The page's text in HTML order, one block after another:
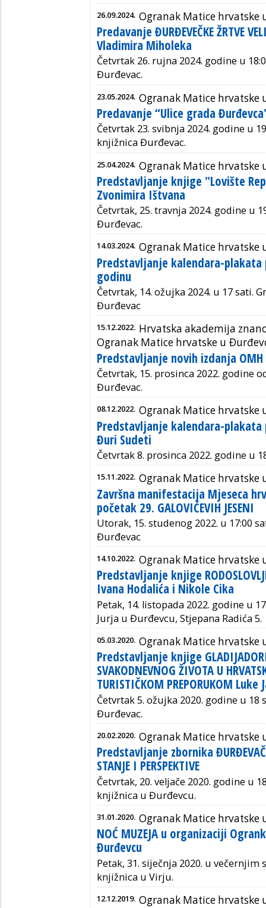
26.09.2024. Ogranak Matice hrvatske
Predavanje ĐURĐEVEČKE ŽRTVE
Vladimira Miholeka
Četvrtak 26. rujna 2024. godine u
Đurđevac.
23.05.2024. Ogranak Matice hrvatske
Predavanje “Ulice grada
Četvrtak 23. svibnja 2024. godine u
knjižnica Đurđevac.
25.04.2024. Ogranak Matice hrvatske
Predstavljanje knjige "Lovište
Zvonimira Ištvana
Četvrtak, 25. travnja 2024. godine u
Đurđevac.
14.03.2024. Ogranak Matice hrvatske
Predstavljanje kalendara-plakata
godinu
Četvrtak, 14. ožujka 2024. u 17 sati.
Đurđevac
15.12.2022. Hrvatska akademija
Ogranak Matice hrvatske u
Predstavljanje novih izdanja
Četvrtak, 15. prosinca 2022. godine
Đurđevac.
08.12.2022. Ogranak Matice hrvatske
Predstavljanje kalendara-plakata
Đuri Sudeti
Četvrtak 8. prosinca 2022. godine u
15.11.2022. Ogranak Matice hrvatske
Završna manifestacija Mjeseca
početak 29. GALOVIĆEVIH JESENI
Utorak, 15. studenog 2022. u 17:00
Đurđevac
14.10.2022. Ogranak Matice hrvatske
Predstavljanje knjige
Ivana Hodalića i Nikole Cika
Petak, 14. listopada 2022. godine u
Jurja u Đurđevcu, Stjepana Radića 5.
05.03.2020. Ogranak Matice hrvatske
Predstavljanje knjige
SVAKODNEVNOG ŽIVOTA U
TURISTIČKOM PREPORUKOM Luke
Četvrtak 5. ožujka 2020. godine u
Đurđevac.
20.02.2020. Ogranak Matice hrvatske
Predstavljanje zbornika
STANJE I PERSPEKTIVE
Četvrtak, 20. veljače 2020. godine u
knjižnica u Đurđevcu.
31.01.2020. Ogranak Matice hrvatske
NOĆ MUZEJA u organizaciji
Đurđevcu
Petak, 31. siječnja 2020. u večernjim
knjižnica u Virju.
12.12.2019. Ogranak Matice hrvatske